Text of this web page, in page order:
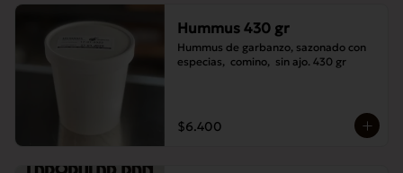
Hummus 430 gr
Hummus de garbanzo, sazonado con
especias,  comino,  sin ajo. 430 gr
$6.400